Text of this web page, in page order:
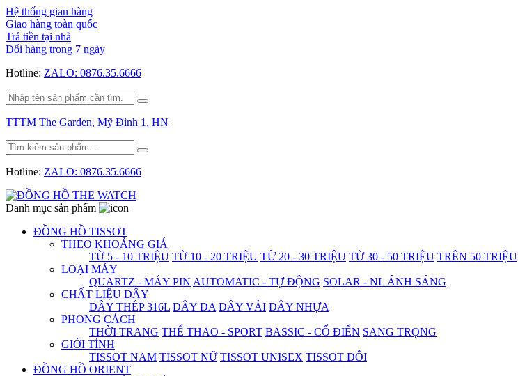
Hệ thống gian hàng
Giao hàng toàn quốc
Trả tiền tại nhà
Đổi hàng trong 7 ngày
Hotline: ZALO: 0876.35.6666
TTTM The Garden, Mỹ Đình 1, HN
Hotline: ZALO: 0876.35.6666
Danh mục sản phẩm
ĐỒNG HỒ TISSOT
THEO KHOẢNG GIÁ
TỪ 5 - 10 TRIỆU TỪ 10 - 20 TRIỆU TỪ 20 - 30 TRIỆU TỪ 30 - 50 TRIỆU TRÊN 50 TRIỆU
LOẠI MÁY
QUARTZ - MÁY PIN AUTOMATIC - TỰ ĐỘNG SOLAR - NL ÁNH SÁNG
CHẤT LIỆU DÂY
DÂY THÉP 316L DÂY DA DÂY VẢI DÂY NHỰA
PHONG CÁCH
THỜI TRANG THỂ THAO - SPORT BASSIC - CỔ ĐIỂN SANG TRỌNG
GIỚI TÍNH
TISSOT NAM TISSOT NỮ TISSOT UNISEX TISSOT ĐÔI
ĐỒNG HỒ ORIENT